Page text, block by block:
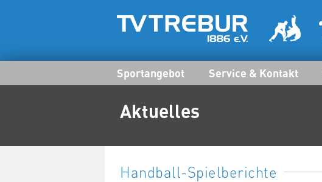
Sportangebot Service & Kontakt
Aktuelles
Handball-Spielberichte